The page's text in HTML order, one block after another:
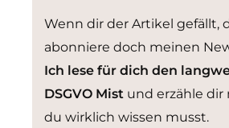
Wenn dir der Artikel gefällt,
abonniere doch meinen
Ich lese für dich den
DSGVO Mistund erzähle dir
du wirklich wissen musst.